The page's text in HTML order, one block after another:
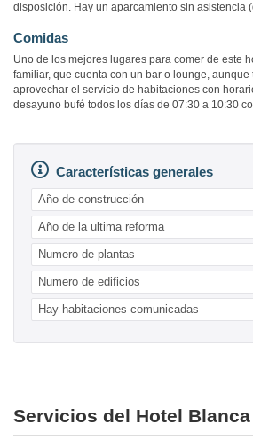
disposición. Hay un aparcamiento sin asistencia
Comidas
Uno de los mejores lugares para comer de este
familiar, que cuenta con un bar o lounge,
aprovechar el servicio de habitaciones con
desayuno bufé todos los días de 07:30 a 10:30
Características generales
Año de construcción
Año de la ultima reforma
Numero de plantas
Numero de edificios
Hay habitaciones comunicadas
Servicios del Hotel Blanca